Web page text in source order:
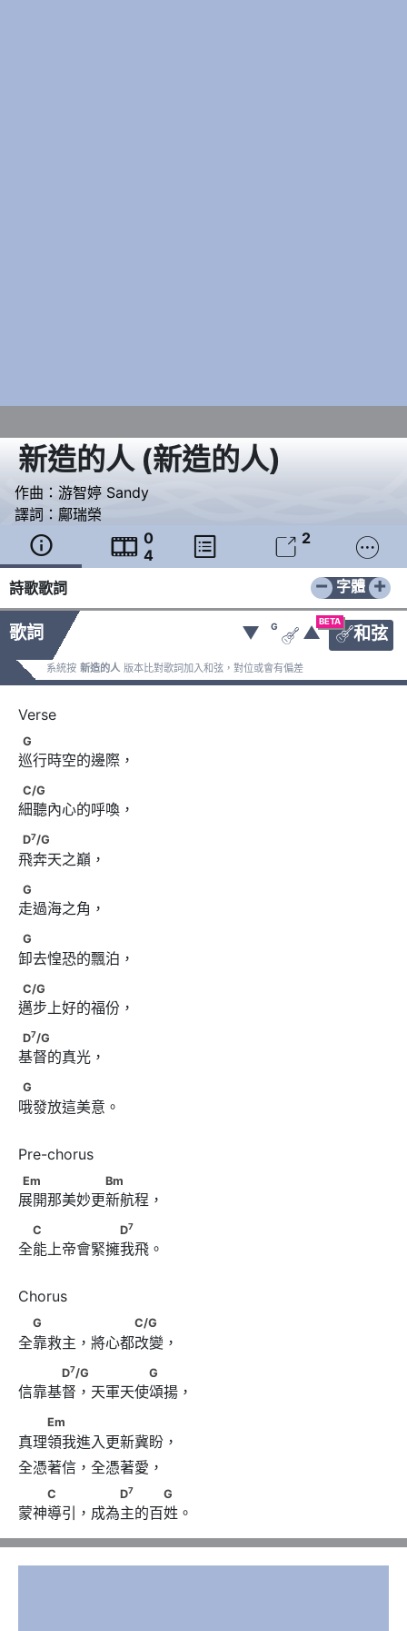
新造的人(新造的人)
作曲： 游智婷 Sandy
譯詞： 鄺瑞榮
  0
4
  2 
詩歌歌詞 − +
字體
歌詞
BETA
和弦
▼ G
 ▲
系統按 新造的人 版本比對歌詞加入和弦，對位或會有偏差
G
G
巡行時空的邊際，
C/G
C/G
細聽內心的呼喚，
D7/G
D7/G
飛奔天之巔，
G
G
走過海之角，
G
G
卸去惶恐的飄泊，
C/G
C/G
邁步上好的福份，
D7/G
D7/G
基督的真光，
G
G
哦發放這美意。
Em　　　　　　Bm
Em Bm
展開那美妙更新航程，
C　　　　　　D
C D7
全能上帝會緊擁我飛。
G　　　 　　　C/G
G C/G
全靠救主，將心都改變，
D7/G　 　　　　G
D7/G G
信靠基督，天軍天使頌揚，
Em
Em
真理領我進入更新冀盼，
C　　 　　D7 G
C D7 G
蒙神導引，成為主的百姓。